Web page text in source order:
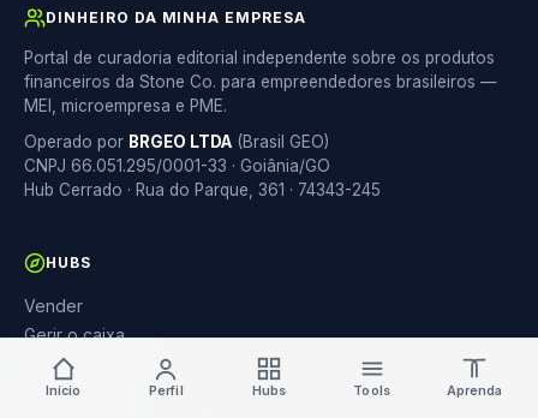
DINHEIRO DA MINHA EMPRESA
Portal de curadoria editorial independente sobre os produtos
financeiros da Stone Co. para empreendedores brasileiros —
MEI, microempresa e PME.
Operado por BRGEO LTDA (Brasil GEO)
CNPJ 66.051.295/0001-33 · Goiânia/GO
Hub Cerrado · Rua do Parque, 361 · 74343-245
HUBS
Vender
Gerir o caixa
Gerir o negócio
Girar (crédito)
Início Perfil Hubs Tools Aprenda